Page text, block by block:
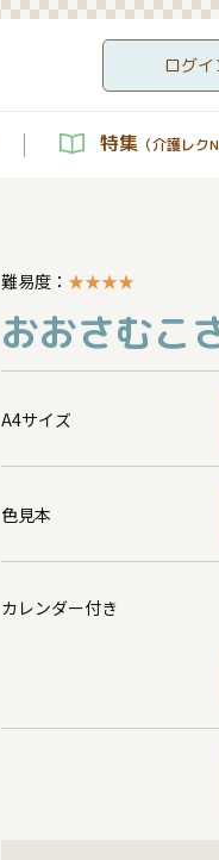
ログイ
特集 （介護レク
難易度： ★★★★
おおさむこ
A4サイズ
色見本
カレンダー付き